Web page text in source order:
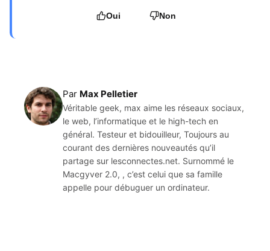
Oui Non
Par Max Pelletier
Véritable geek, max aime les réseaux sociaux,
le web, l’informatique et le high-tech en
général. Testeur et bidouilleur, Toujours au
courant des dernières nouveautés qu’il
partage sur lesconnectes.net. Surnommé le
Macgyver 2.0, , c’est celui que sa famille
appelle pour débuguer un ordinateur.